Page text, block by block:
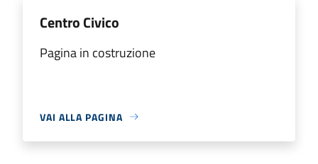
Centro Civico
Pagina in costruzione
VAI ALLA PAGINA